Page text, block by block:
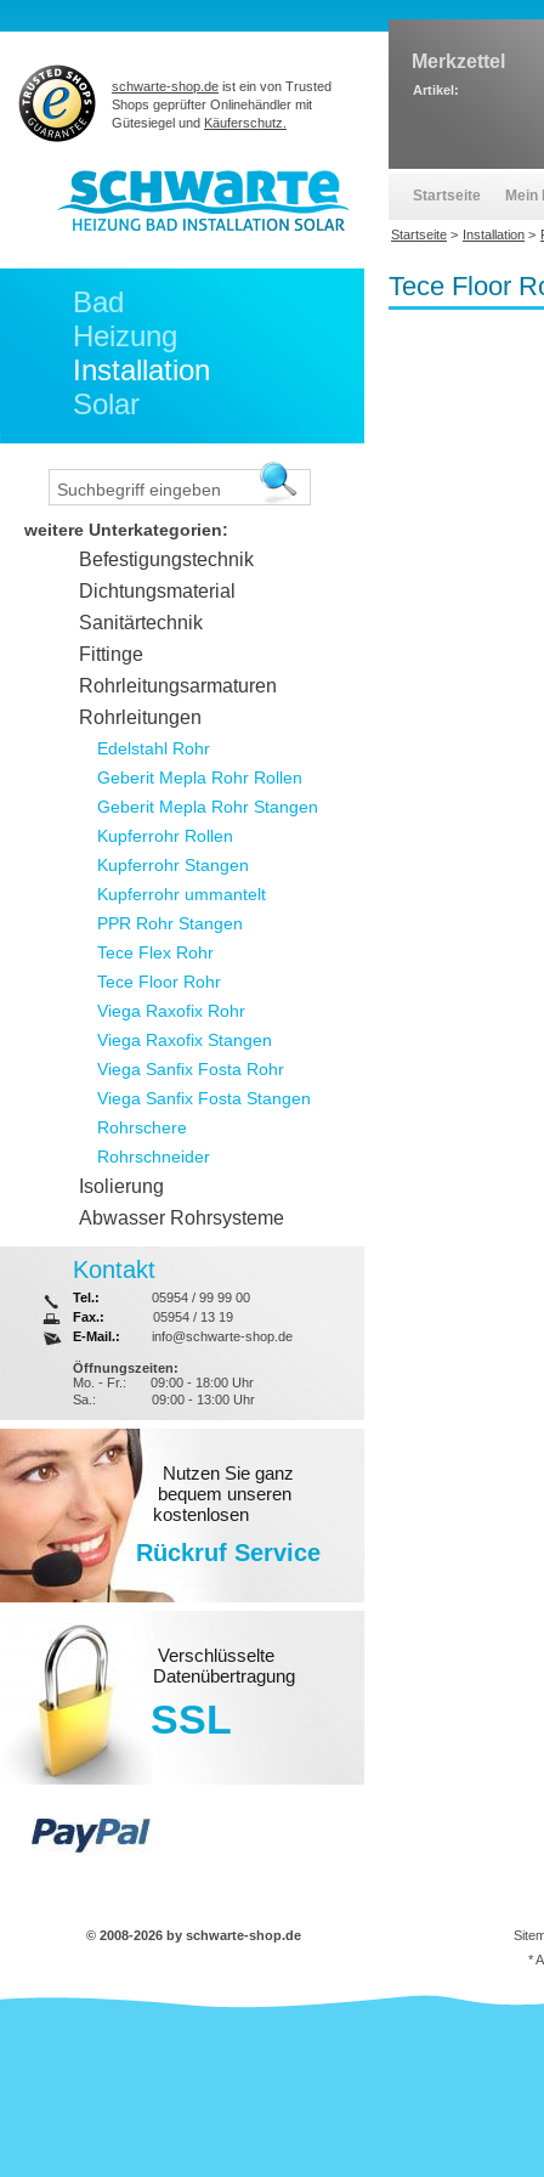
Tece Floor
Bad
Heizung
Installation
Solar
weitere Unterkategorien:
Befestigungstechnik
Dichtungsmaterial
Sanitärtechnik
Fittinge
Rohrleitungsarmaturen
Rohrleitungen
Edelstahl Rohr
Geberit Mepla Rohr Rollen
Geberit Mepla Rohr Stangen
Kupferrohr Rollen
Kupferrohr Stangen
Kupferrohr ummantelt
PPR Rohr Stangen
Tece Flex Rohr
Tece Floor Rohr
Viega Raxofix Rohr
Viega Raxofix Stangen
Viega Sanfix Fosta Rohr
Viega Sanfix Fosta Stangen
Rohrschere
Rohrschneider
Isolierung
Abwasser Rohrsysteme
Kontakt
Tel.:
05954 / 99 99 00
Fax.:
05954 / 13 19
E-Mail.:
info@schwarte-shop.de
Öffnungszeiten:
Mo. - Fr.:
09:00 - 18:00 Uhr
Sa.:
09:00 - 13:00 Uhr
Nutzen Sie ganz
bequem unseren
kostenlosen
Rückruf Service
Verschlüsselte
Datenübertragung
SSL
schwarte-shop.de ist ein von Trusted
Shops geprüfter Onlinehändler mit
Gütesiegel und Käuferschutz.
Merkzettel
Artikel:
Startseite Mein
Startseite > Installation >
© 2008-2026 by schwarte-shop.de
*